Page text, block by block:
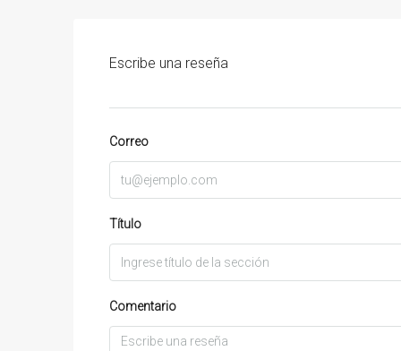
Escribe una reseña
Correo
Título
Comentario